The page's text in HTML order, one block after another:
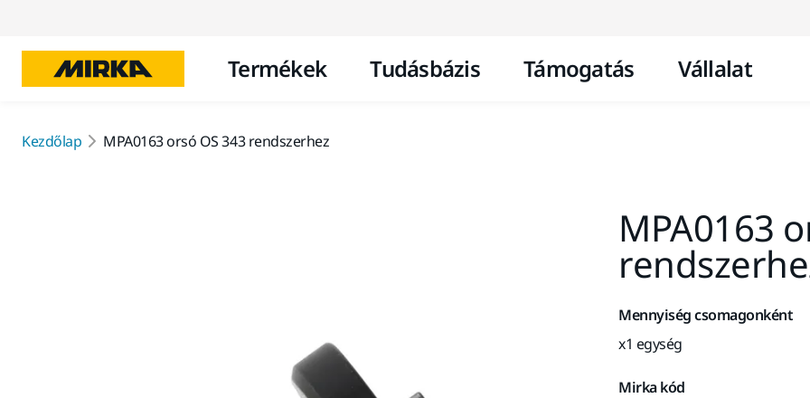
Termékek Tudásbázis Támogatás Vállalat
Kezdőlap MPA0163 orsó OS 343 rendszerhez
MPA0163
Mennyiség csomagonként
x1 egység
Mirka kód